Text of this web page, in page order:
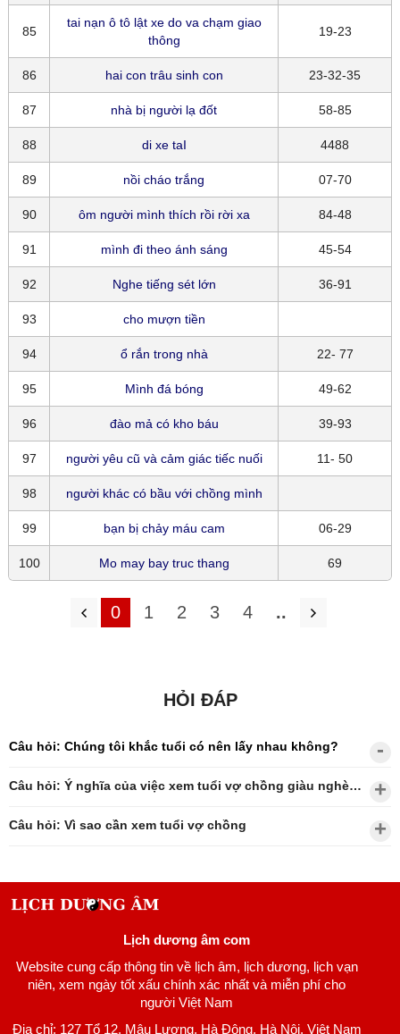
85
tai nạn ô tô lật xe do va chạm giao
thông
19-23
86 hai con trâu sinh con 23-32-35
87 nhà bị người lạ đốt 58-85
88 di xe taI 4488
89 nồi cháo trắng 07-70
90 ôm người mình thích rồi rời xa 84-48
91 mình đi theo ánh sáng 45-54
92 Nghe tiếng sét lớn 36-91
93 cho mượn tiền
94 ổ rắn trong nhà 22- 77
95 Mình đá bóng 49-62
96 đào mả có kho báu 39-93
97 người yêu cũ và cảm giác tiếc nuối 11- 50
98 người khác có bầu với chồng mình
99 bạn bị chảy máu cam 06-29
100 Mo may bay truc thang 69
0 1 2 3 4 ..
HỎI ĐÁP
Câu hỏi: Chúng tôi khắc tuổi có nên lấy nhau không?
Câu hỏi: Ý nghĩa của việc xem tuổi vợ chồng giàu nghèo?
Câu hỏi: Vì sao cần xem tuổi vợ chồng
Lịch dương âm com
Website cung cấp thông tin về lịch âm, lịch dương, lịch vạn
niên, xem ngày tốt xấu chính xác nhất và miễn phí cho
người Việt Nam
Địa chỉ: 127 Tổ 12, Mậu Lương, Hà Đông, Hà Nội, Việt Nam